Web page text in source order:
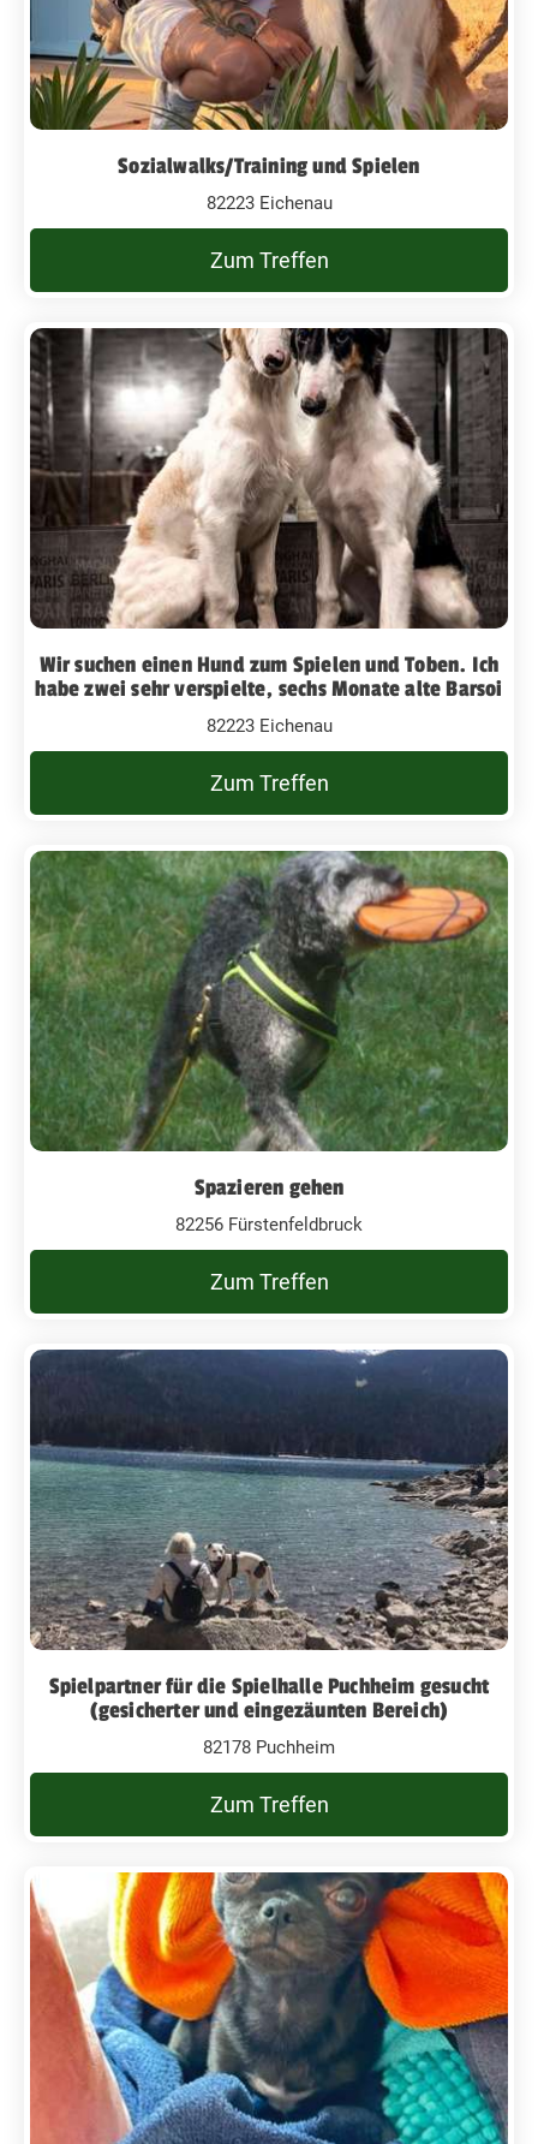
Sozialwalks/Training und Spielen
82223 Eichenau
Zum Treffen
Wir suchen einen Hund zum Spielen und Toben. Ich
habe zwei sehr verspielte, sechs Monate alte Barsoi
82223 Eichenau
Zum Treffen
Spazieren gehen
82256 Fürstenfeldbruck
Zum Treffen
Spielpartner für die Spielhalle Puchheim gesucht
(gesicherter und eingezäunten Bereich)
82178 Puchheim
Zum Treffen